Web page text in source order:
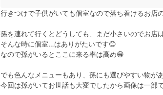
行きつけで子供がいても個室なので落ち着けるお店
孫を連れて行くとどうしても、まだ小さいのでお店
そんな時に個室…はありがたいです😊
なので孫がいるとここに来る率は高め😁
でも色んなメニューもあり、孫にも選びやすい物が
今回は孫がいてお世話も大変でしたから画像は一部